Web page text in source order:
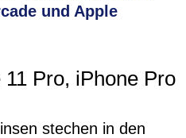
und Apple
Pro, iPhone Pro
stechen in den